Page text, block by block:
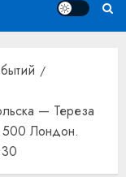
— Тереза
Лондон.